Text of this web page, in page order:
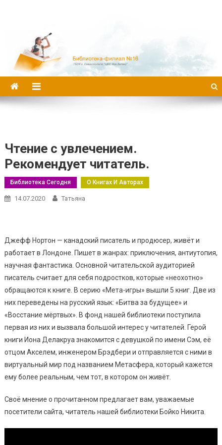
Чтение с увлечением.
Рекомендует читатель.
Библиотека Сегодня О Книгах И Авторах
14.07.2020 Татьяна
Джефф Нортон — канадский писатель и продюсер, живёт и
работает в Лондоне. Пишет в жанрах: приключения, антиутопия,
научная фантастика. Основной читательской аудиторией
писатель считает для себя подростков, которые «неохотно»
обращаются к книге. В серию «Мета-игры» вышли 5 книг. Две из
них переведены на русский язык: «Битва за будущее» и
«Восстание мёртвых». В фонд нашей библиотеки поступила
первая из них и вызвала большой интерес у читателей. Герой
книги Иона Делакруа знакомится с девушкой по имени Сэм, её
отцом Акселем, инженером Брэдбери и отправляется с ними в
виртуальный мир под названием Метасфера, который кажется
ему более реальным, чем тот, в котором он живёт.
Своё мнение о прочитанном предлагает вам, уважаемые
посетители сайта, читатель нашей библиотеки Бойко Никита.